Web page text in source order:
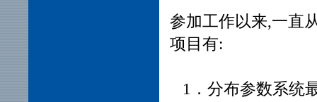
参加工作以来,一直
项目有:
1．分布参数系统